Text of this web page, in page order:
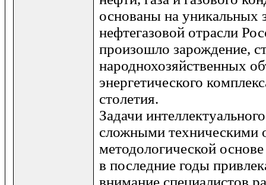
основаны на уникальных
нефтегазовой отрасли
произошло зарождение,
народнохозяйственных
энергетического
столетия.
Задачи
сложными техническими
методологической
в последние годы
внимание специалистов